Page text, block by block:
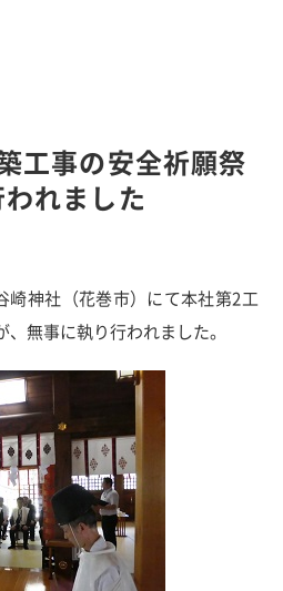
工事の安全祈願祭
れました
崎神社（花巻市）にて本社第2工
無事に執り行われました。